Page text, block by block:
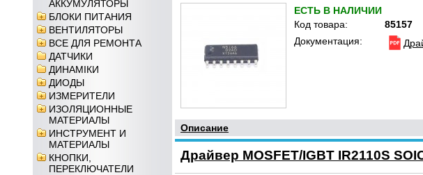
АККУМУЛЯТОРЫ
БЛОКИ ПИТАНИЯ
ВЕНТИЛЯТОРЫ
ВСЕ ДЛЯ РЕМОНТА
ДАТЧИКИ
ДИНАМІКИ
ДИОДЫ
ИЗМЕРИТЕЛИ
ИЗОЛЯЦИОННЫЕ
МАТЕРИАЛЫ
ИНСТРУМЕНТ И
МАТЕРИАЛЫ
КНОПКИ,
ПЕРЕКЛЮЧАТЕЛИ
ЕСТЬ В НАЛИЧИИ
Код товара:
85157
Документация:
Описание
Драйвер MOSFET/IGBT IR2110S